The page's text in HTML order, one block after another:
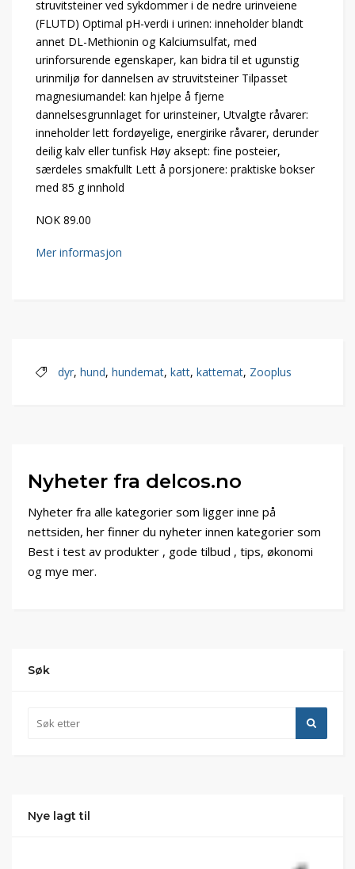
struvitsteiner ved sykdommer i de nedre urinveiene
(FLUTD) Optimal pH-verdi i urinen: inneholder blandt
annet DL-Methionin og Kalciumsulfat, med
urinforsurende egenskaper, kan bidra til et ugunstig
urinmiljø for dannelsen av struvitsteiner Tilpasset
magnesiumandel: kan hjelpe å fjerne
dannelsesgrunnlaget for urinsteiner, Utvalgte råvarer:
inneholder lett fordøyelige, energirike råvarer, derunder
deilig kalv eller tunfisk Høy aksept: fine posteier,
særdeles smakfullt Lett å porsjonere: praktiske bokser
med 85 g innhold
NOK 89.00
Mer informasjon
dyr, hund, hundemat, katt, kattemat, Zooplus
Nyheter fra delcos.no
Nyheter fra alle kategorier som ligger inne på
nettsiden, her finner du nyheter innen kategorier som
Best i test av produkter , gode tilbud , tips, økonomi
og mye mer.
Søk
Nye lagt til